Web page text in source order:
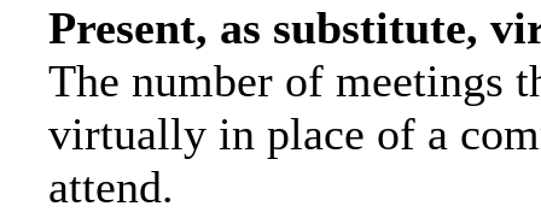
Present, as substitute,
The number of meetings
virtually in place of a
attend.